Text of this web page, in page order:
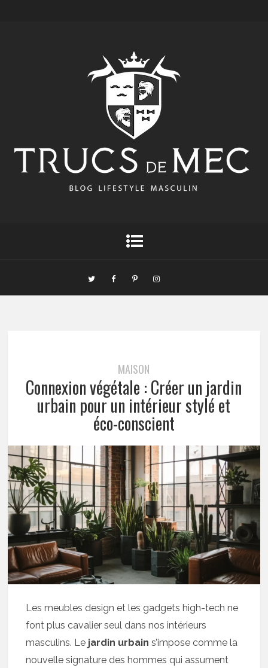
MAISON
Connexion végétale : Créer un jardin
urbain pour un intérieur stylé et
éco-conscient
Les meubles design et les gadgets high-tech ne
font plus cavalier seul dans nos intérieurs
masculins. Le jardin urbain s’impose comme la
nouvelle signature des hommes qui assument